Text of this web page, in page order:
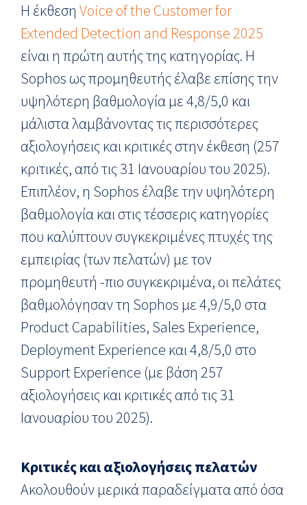
Η έκθεση Voice of the Customer for
Extended Detection and Response 2025
είναι η πρώτη αυτής της κατηγορίας. Η
Sophos ως προμηθευτής έλαβε επίσης την
υψηλότερη βαθμολογία με 4,8/5,0 και
μάλιστα λαμβάνοντας τις περισσότερες
αξιολογήσεις και κριτικές στην έκθεση (257
κριτικές, από τις 31 Ιανουαρίου του 2025).
Επιπλέον, η Sophos έλαβε την υψηλότερη
βαθμολογία και στις τέσσερις κατηγορίες
που καλύπτουν συγκεκριμένες πτυχές της
εμπειρίας (των πελατών) με τον
προμηθευτή -πιο συγκεκριμένα, οι πελάτες
βαθμολόγησαν τη Sophos με 4,9/5,0 στα
Product Capabilities, Sales Experience,
Deployment Experience και 4,8/5,0 στο
Support Experience (με βάση 257
αξιολογήσεις και κριτικές από τις 31
Ιανουαρίου του 2025).
Κριτικές και αξιολογήσεις πελατών
Ακολουθούν μερικά παραδείγματα από όσα